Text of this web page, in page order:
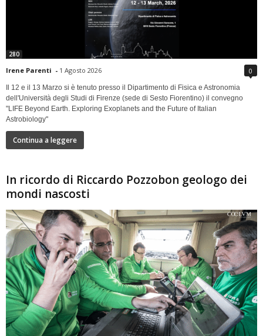
280
Irene Parenti - 1 Agosto 2026 0
Il 12 e il 13 Marzo si è tenuto presso il Dipartimento di Fisica e Astronomia
dell'Università degli Studi di Firenze (sede di Sesto Fiorentino) il convegno
"LIFE Beyond Earth. Exploring Exoplanets and the Future of Italian
Astrobiology"
Continua a leggere
In ricordo di Riccardo Pozzobon geologo dei
mondi nascosti